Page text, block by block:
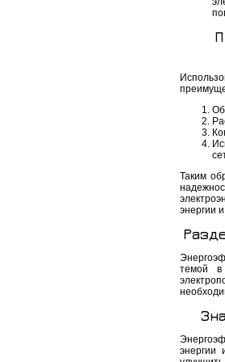
Таким
энергии
темой в
энергии